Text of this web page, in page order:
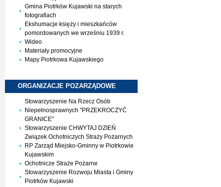
Gmina Piotrków Kujawski na starych
fotografiach
Ekshumacje księży i mieszkańców
pomordowanych we wrześniu 1939 r.
Wideo
Materiały promocyjne
Mapy Piotrkowa Kujawskiego
ORGANIZACJE POZARZĄDOWE
Stowarzyszenie Na Rzecz Osób
Niepełnosprawnych "PRZEKROCZYĆ
GRANICE"
Stowarzyszenie CHWYTAJ DZIEŃ
Związek Ochotniczych Straży Pożarnych
RP Zarząd Miejsko-Gminny w Piotrkowie
Kujawskim
Ochotnicze Straże Pożarne
Stowarzyszenie Rozwoju Miasta i Gminy
Piotrków Kujawski